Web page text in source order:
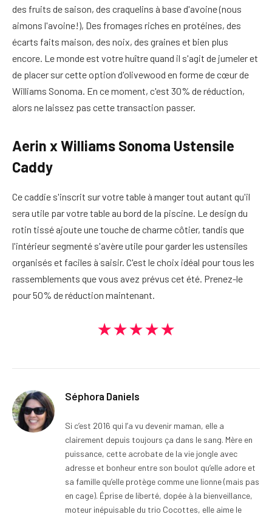
des fruits de saison, des craquelins à base d'avoine (nous
aimons l'avoine!), Des fromages riches en protéines, des
écarts faits maison, des noix, des graines et bien plus
encore. Le monde est votre huître quand il s'agit de jumeler et
de placer sur cette option d'olivewood en forme de cœur de
Williams Sonoma. En ce moment, c'est 30% de réduction,
alors ne laissez pas cette transaction passer.
Aerin x Williams Sonoma Ustensile
Caddy
Ce caddie s'inscrit sur votre table à manger tout autant qu'il
sera utile par votre table au bord de la piscine. Le design du
rotin tissé ajoute une touche de charme côtier, tandis que
l'intérieur segmenté s'avère utile pour garder les ustensiles
organisés et faciles à saisir. C'est le choix idéal pour tous les
rassemblements que vous avez prévus cet été. Prenez-le
pour 50% de réduction maintenant.
★★★★★
Séphora Daniels
Si c’est 2016 qui l’a vu devenir maman, elle a
clairement depuis toujours ça dans le sang. Mère en
puissance, cette acrobate de la vie jongle avec
adresse et bonheur entre son boulot qu’elle adore et
sa famille qu’elle protège comme une lionne (mais pas
en cage). Éprise de liberté, dopée à la bienveillance,
moteur inépuisable du trio Cocottes, elle aime le